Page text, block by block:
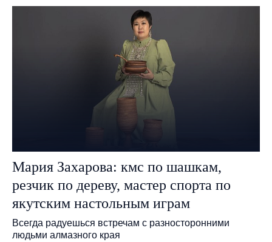
Мария Захарова: кмс по шашкам,
резчик по дереву, мастер спорта по
якутским настольным играм
Всегда радуешься встречам с разносторонними
людьми алмазного края